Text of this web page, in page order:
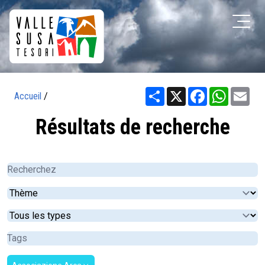
Accueil / Share X Facebook
Résultats de recherche